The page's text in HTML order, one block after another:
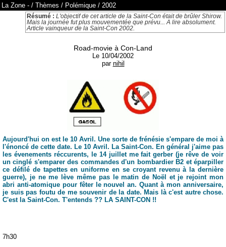
La Zone - / Thèmes / Polémique / 2002
Résumé : L'objectif de cet article de la Saint-Con était de brûler Shirow.
Mais la journée fut plus mouvementée que prévu... A lire absolument.
Article vainqueur de la Saint-Con 2002.
Road-movie à Con-Land
Le 10/04/2002
par nihil
Aujourd'hui on est le 10 Avril. Une sorte de frénésie s'empare de moi à
l'énoncé de cette date. Le 10 Avril. La Saint-Con. En général j'aime pas
les évenements réccurents, le 14 juillet me fait gerber (je rêve de voir
un cinglé s'emparer des commandes d'un bombardier B2 et éparpiller
ce défilé de tapettes en uniforme en se croyant revenu à la dernière
guerre), je ne me lève même pas le matin de Noël et je rejoint mon
abri anti-atomique pour fêter le nouvel an. Quant à mon anniversaire,
je suis pas foutu de me souvenir de la date. Mais là c'est autre chose.
C'est la Saint-Con. T'entends ?? LA SAINT-CON !!
7h30